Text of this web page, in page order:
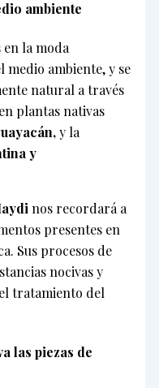
ambiente
la moda
medio ambiente, y se
natural a través
plantas nativas
y la
y
nos recordará a
presentes en
Sus procesos de
nocivas y
tratamiento del
las piezas de